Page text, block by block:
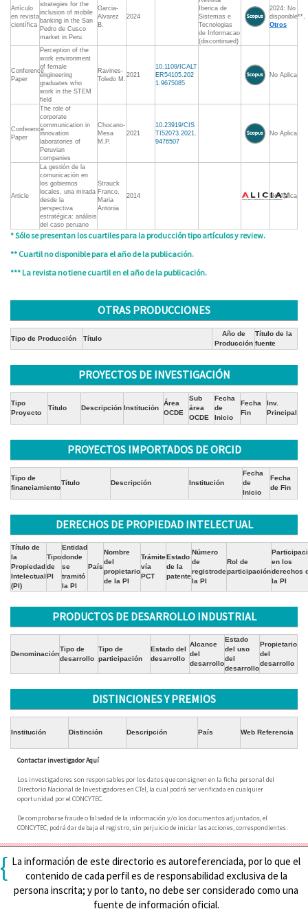
Artículo
en revista
científica
strategies for the
inclusion of mobile
banking in the San
Pedro de Cusco
market in Peru
Garcia-
Alvarez
B.
2024
Iberica de
Sistemas e
Tecnologias
de Informacao
(discontinued)
2024: No
disponible**,
Otros
Conference
Paper
Perception of the
work environment
of female
engineering
graduates who
work in the STEM
field
Ravines-
Toledo M.
2021
10.1109/ICALT
ER54105.202
1.9675085
No Aplica
Conference
Paper
The role of
corporate
communication in
innovation
laboratories of
Peruvian
companies
Chocano-
Mesa
M.P.
2021
10.23919/CIS
TI52073.2021.
9476507
No Aplica
Article
La gestión de la
comunicación en
los gobiernos
locales, una mirada
desde la
perspectiva
estratégica: análisis
del caso peruano
Strauck
Franco,
Maria
Antonia
2014 No Aplica
* Sólo se presentan los cuartiles para la producción tipo artículos y review.
** Cuartil no disponible para el año de la publicación.
*** La revista no tiene cuartil en el año de la publicación.
OTRAS PRODUCCIONES
Tipo de Producción Título
Año de
Producción
Título de la
fuente
PROYECTOS DE INVESTIGACIÓN
Tipo
Proyecto
Título Descripción Institución
Área
OCDE
Sub
área
OCDE
Fecha
de
Inicio
Fecha
Fin
Inv.
Principal
PROYECTOS IMPORTADOS DE ORCID
Tipo de
financiamiento
Título Descripción Institución
Fecha
de
Inicio
Fecha
de Fin
DERECHOS DE PROPIEDAD INTELECTUAL
Título de
la
Propiedad
Intelectual
(PI)
Tipo
de
PI
Entidad
donde
se
tramitó
la PI
País
Nombre
del
propietario
de la PI
Trámite
vía
PCT
Estado
de la
patente
Número
de
registrode
la PI
Rol de
participación
en los
derechos
la PI
PRODUCTOS DE DESARROLLO INDUSTRIAL
Denominación
Tipo de
desarrollo
Tipo de
participación
Estado del
desarrollo
Alcance
del
desarrollo
Estado
del uso
del
desarrollo
Propietario
del
desarrollo
DISTINCIONES Y PREMIOS
Institución Distinción Descripción País Web Referencia
Contactar investigador Aquí
Los investigadores son responsables por los datos que consignen en la ficha personal del
Directorio Nacional de Investigadores en CTeI, la cual podrá ser verificada en cualquier
oportunidad por el CONCYTEC.
De comprobarse fraude o falsedad de la información y/o los documentos adjuntados, el
CONCYTEC, podrá dar de baja el registro, sin perjuicio de iniciar las acciones, correspondientes.
{ La información de este directorio es autoreferenciada, por lo que el
contenido de cada perfil es de responsabilidad exclusiva de la
persona inscrita; y por lo tanto, no debe ser considerado como una
fuente de información oficial.